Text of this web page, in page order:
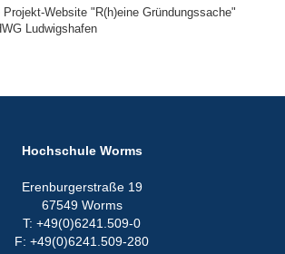
Website "R(h)eine Gründungssache"
Ludwigshafen
Hochschule Worms
Erenburgerstraße 19
67549 Worms
T: +49(0)6241.509-0
F: +49(0)6241.509-280